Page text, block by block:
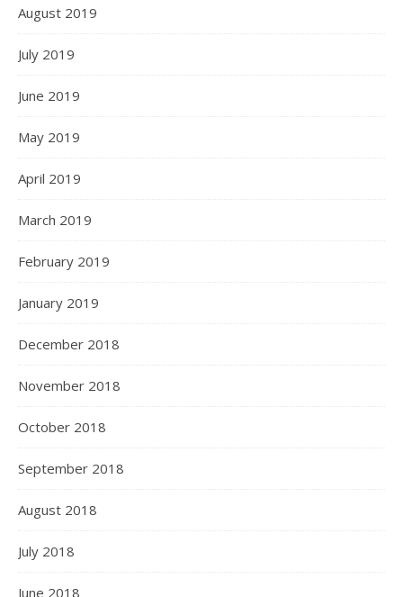
August 2019
July 2019
June 2019
May 2019
April 2019
March 2019
February 2019
January 2019
December 2018
November 2018
October 2018
September 2018
August 2018
July 2018
June 2018